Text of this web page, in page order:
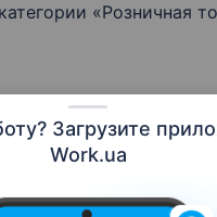
Загрузите
Work.ua
«Розничная